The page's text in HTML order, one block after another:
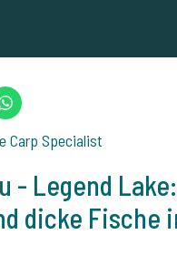
Carp Specialist
- Legend Lake:
dicke Fische